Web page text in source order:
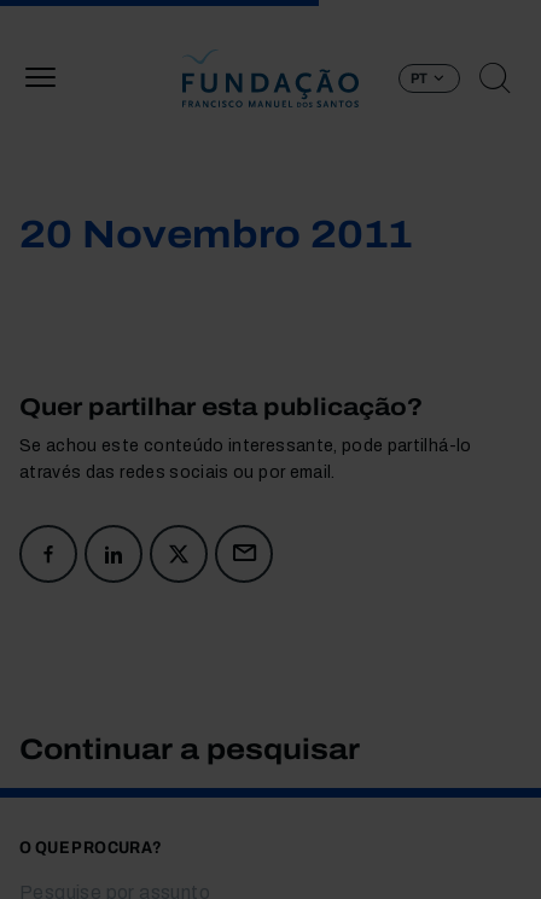
PT
20 Novembro 2011
Quer partilhar esta publicação?
Se achou este conteúdo interessante, pode partilhá-lo
através das redes sociais ou por email.
Continuar a pesquisar
O QUE PROCURA?